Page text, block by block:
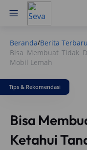
Beranda/Berita Terbaru
Bisa Membuat Tidak
Mobil Lemah
Tips & Rekomendasi
Bisa
Ketahui